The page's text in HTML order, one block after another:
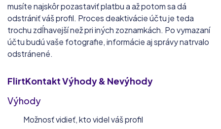
musíte najskôr pozastaviť platbu a až potom sa dá
odstrániť váš profil. Proces deaktivácie účtu je teda
trochu zdĺhavejší než pri iných zoznamkách. Po vymazaní
účtu budú vaše fotografie, informácie aj správy natrvalo
odstránené.
FlirtKontaktVýhody & Nevýhody
Výhody
Možnosť vidieť, kto videl váš profil